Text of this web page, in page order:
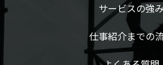
サービスの強み
仕事紹介までの